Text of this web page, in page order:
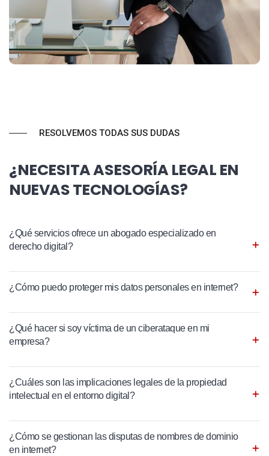
RESOLVEMOS TODAS SUS DUDAS
¿NECESITA ASESORÍA LEGAL EN
NUEVAS TECNOLOGÍAS?
¿Qué servicios ofrece un abogado especializado en
derecho digital?
¿Cómo puedo proteger mis datos personales en internet?
¿Qué hacer si soy víctima de un ciberataque en mi
empresa?
¿Cuáles son las implicaciones legales de la propiedad
intelectual en el entorno digital?
¿Cómo se gestionan las disputas de nombres de dominio
en internet?